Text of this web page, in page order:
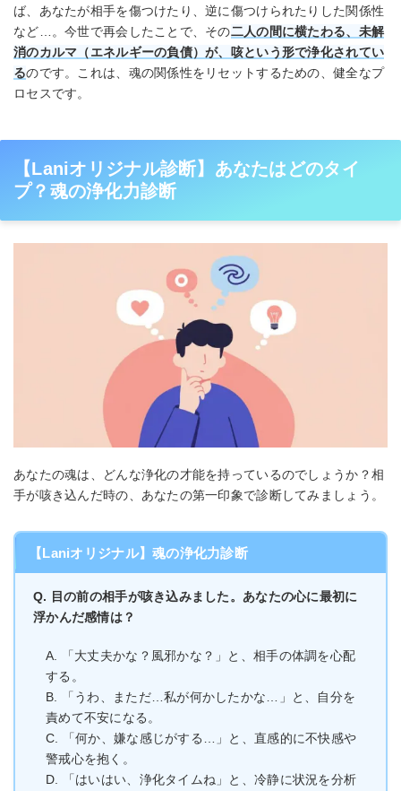
ば、あなたが相手を傷つけたり、逆に傷つけられたりした関係性
など…。今世で再会したことで、その二人の間に横たわる、未解
消のカルマ（エネルギーの負債）が、咳という形で浄化されてい
るのです。これは、魂の関係性をリセットするための、健全なプ
ロセスです。
【Laniオリジナル診断】あなたはどのタイ
プ？魂の浄化力診断
あなたの魂は、どんな浄化の才能を持っているのでしょうか？相
手が咳き込んだ時の、あなたの第一印象で診断してみましょう。
【Laniオリジナル】魂の浄化力診断
Q. 目の前の相手が咳き込みました。あなたの心に最初に
浮かんだ感情は？
A. 「大丈夫かな？風邪かな？」と、相手の体調を心配
する。
B. 「うわ、まただ…私が何かしたかな…」と、自分を
責めて不安になる。
C. 「何か、嫌な感じがする…」と、直感的に不快感や
警戒心を抱く。
D. 「はいはい、浄化タイムね」と、冷静に状況を分析